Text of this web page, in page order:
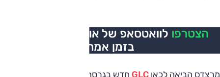
הצטרפו לוואטסאפ של אוטו, כל העדכונים
בזמן אמת
מרצדס הביאה לכאן GLC חדש בגרסה מוארכת בדיוק כמו